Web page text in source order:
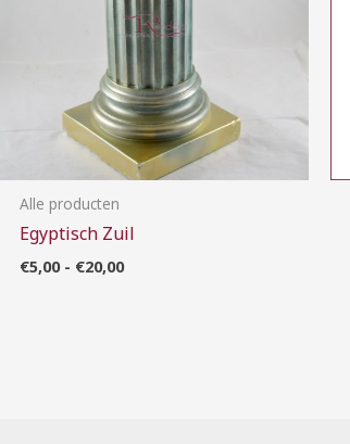
Alle producten
Egyptisch Zuil
€5,00 - €20,00